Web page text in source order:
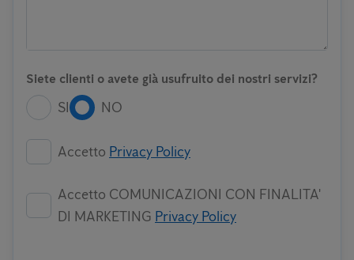
Siete clienti o avete già usufruito dei nostri servizi?
SI NO
Accetto Privacy Policy
Accetto COMUNICAZIONI CON FINALITA'
DI MARKETING Privacy Policy